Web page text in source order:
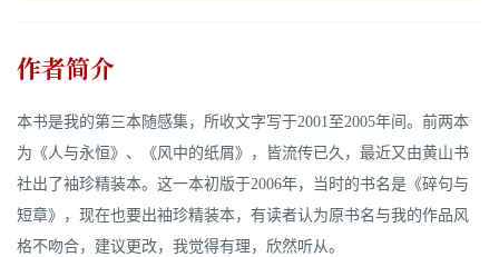
作者简介
本书是我的第三本随感集，所收文字写于2001至2005年间。前两本
为《人与永恒》、《风中的纸屑》，皆流传已久，最近又由黄山书
社出了袖珍精装本。这一本初版于2006年，当时的书名是《碎句与
短章》，现在也要出袖珍精装本，有读者认为原书名与我的作品风
格不吻合，建议更改，我觉得有理，欣然听从。